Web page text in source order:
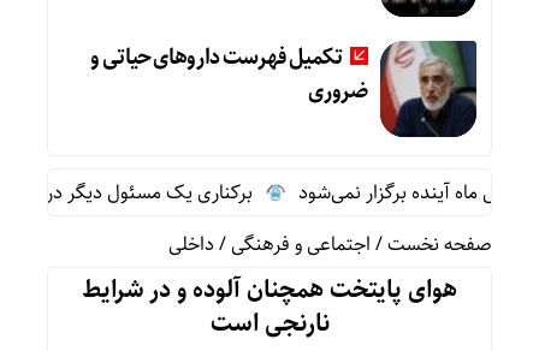
تکمیل فهرست داروهای حیاتی و
ضروری
ماه آینده برگزار نمی‌شود
برکناری یک مسئول دیگر در کاخ
صفحه نخست/اجتماعی و فرهنگی/داخلی
هوای پایتخت همچنان آلوده و در شرایط
نارنجی است